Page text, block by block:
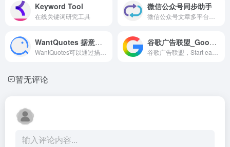
Keyword Tool
在线关键词研究工具
微信公众号同步助手
WantQuotes 据意查句 谷歌广告联盟_Google AdSense_广告联盟导航
暂无评论